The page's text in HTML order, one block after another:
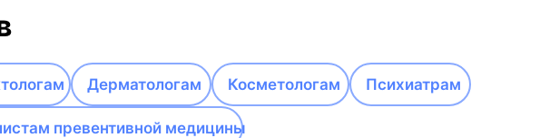
Дерматологам Косметологам Психиатрам
превентивной медицины